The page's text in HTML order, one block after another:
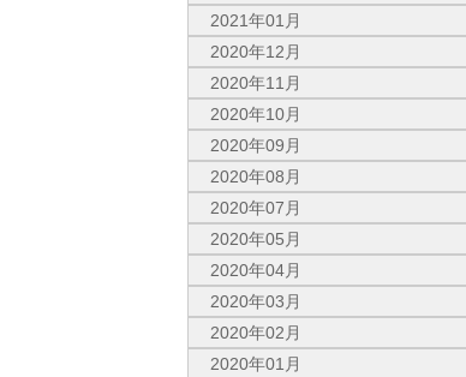
2021年01月
2020年12月
2020年11月
2020年10月
2020年09月
2020年08月
2020年07月
2020年05月
2020年04月
2020年03月
2020年02月
2020年01月